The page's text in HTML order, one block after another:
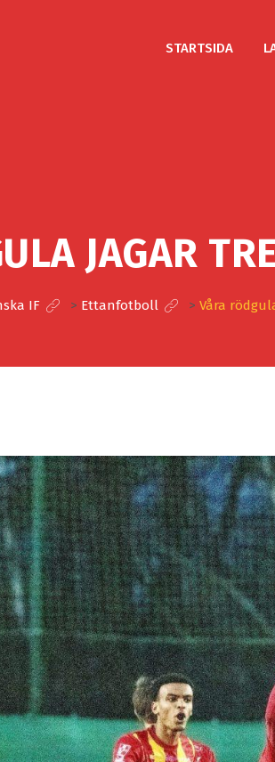
STARTSIDA
JAGAR
IF > Ettanfotboll > Våra